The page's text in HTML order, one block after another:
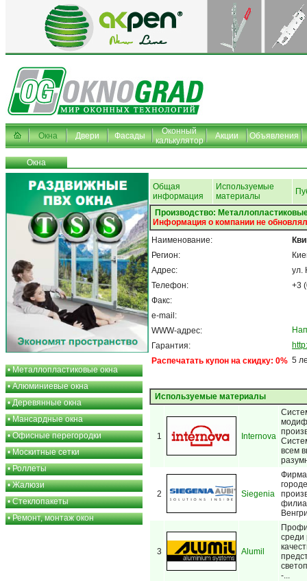
Окна Двери Фасады
Оконный
калькулятор
Акции Объявления
Окна
•Металлопластиковые окна
•Алюминиевые окна
•Деревянные окна
•Мансардные окна
•Офисные перегородки
•Москитные сетки
•Роллеты
•Жалюзи
•Стеклопакеты
•Ремонт, монтаж окон
Общая
информация
Используемые
материалы
Производство:
Информация о компании не
Наименование:
Регион:
Адрес:
Телефон:
Факс:
e-mail:
WWW-адрес:
Гарантия:
Распечатать купон на скидку: 0%
ул.
+3
5
Используемые материалы
1 Internova
всем
2 Siegenia
Фирма
3 Alumil
среди
-...